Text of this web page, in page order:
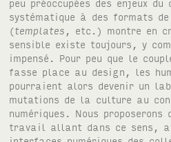
peu préoccupées des enjeux
systématique à des formats
(templates , etc.) montre en
sensible existe toujours, y
impensé. Pour peu que le
fasse place au design, les
pourraient alors devenir un
mutations de la culture au
numériques. Nous proposerons
travail allant dans ce sens,